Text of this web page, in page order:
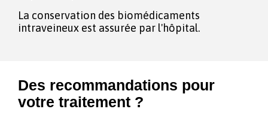
La conservation des biomédicaments
intraveineux est assurée par l'hôpital.
Des recommandations pour
votre traitement ?